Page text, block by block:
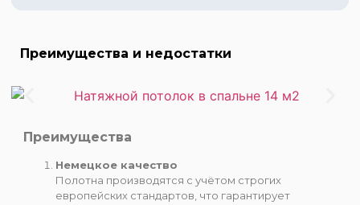
Цена 400 руб.
Преимущества и недостатки
Преимущества
Немецкое качество
Полотна производятся с учётом строгих
европейских стандартов, что гарантирует